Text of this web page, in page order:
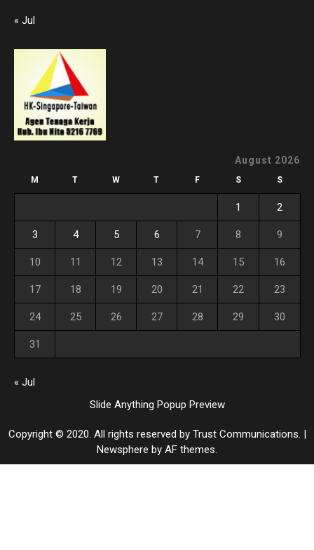
« Jul
August 2026
M T W T F S S
1 2
3 4 5 6 7 8 9
10 11 12 13 14 15 16
17 18 19 20 21 22 23
24 25 26 27 28 29 30
31
« Jul
Slide Anything Popup Preview
Copyright © 2020. All rights reserved by Trust Communications. |
Newsphere by AF themes.